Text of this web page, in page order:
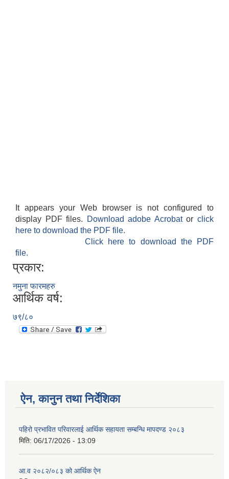
It appears your Web browser is not configured to
display PDF files.
Download adobe Acrobatorclick
here to download the PDF file.
Click here to download the PDF
file.
प्रकार:
नमुना फारमहरु
आर्थिक वर्ष:
७९/८०
ऐन, कानुन तथा निर्देशिका
पहिरो प्रभावित परिवारलाई आर्थिक सहायता सम्बन्धि मापदण्ड २०८३
मिति: 06/17/2026 - 13:09
आ.व २०८२/०८३ को आर्थिक ऐन